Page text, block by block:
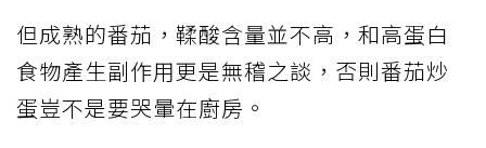
但成熟的番茄，鞣酸含量並不高，和高蛋白
食物產生副作用更是無稽之談，否則番茄炒
蛋豈不是要哭暈在廚房。